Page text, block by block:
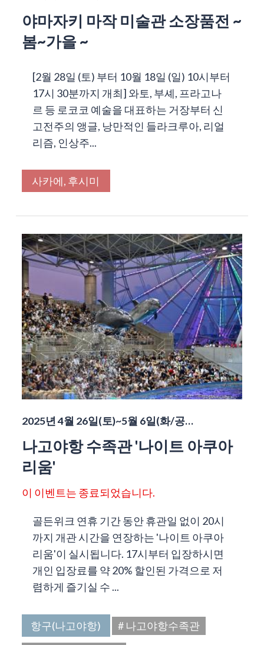
야마자키 마작 미술관 소장품전 ~
봄~가을 ~
[2월 28일 (토) 부터 10월 18일 (일) 10시부터
17시 30분까지 개최] 와토, 부셰, 프라고나
르 등 로코코 예술을 대표하는 거장부터 신
고전주의 앵글, 낭만적인 들라크루아, 리얼
리즘, 인상주...
사카에, 후시미
2025년 4월 26일(토)~5월 6일(화/공…
나고야항 수족관 '나이트 아쿠아
리움'
이 이벤트는 종료되었습니다.
골든위크 연휴 기간 동안 휴관일 없이 20시
까지 개관 시간을 연장하는 '나이트 아쿠아
리움'이 실시됩니다. 17시부터 입장하시면
개인 입장료를 약 20% 할인된 가격으로 저
렴하게 즐기실 수 ...
항구(나고야항)
# 나고야항수족관